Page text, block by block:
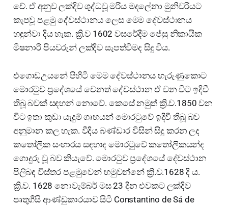
වේ. ඒ අනුව ලක්දිව ශුද්ධවූ මරිය මදලේනා මුනිවරියට
කැපවූ පළමු දේවස්ථානය ලෙස මෙම දේවස්ථානය
හඳුන්වා දිය හැක. ක්‍රි.ව 1602 වසරේදීම ජේසු නිකායික
මිෂනාරි පියවරුන් ලක්දිව සැපත්විමද සිදු විය.
එගොඩඋයනේ පිහිටි මෙම දේවස්ථානය හැරුණුකොට
මොරටුව ප්‍රදේශයේ වෙනත් දේවස්ථාන ඒ වන විට ඉදිවී
තිබූ බවක් සඳහන් නොවේ. කෙසේ නමුත් ක්‍රි.ව.1850 වන
විට ඉතා කුඩා යැදුම් ගෘහයන් මොරටුවේ ඉදිවී තිබූ බව
අනුමාන කල හැක. වීදිය බණ්ඩාර විසින් සිදු කරන ලද
කතෝලික සංහාරය සඳහාද මොරටුවේ කතෝලිකයන්ද
ගොදුරු වූ බව කියැවේ. මොරටුව ප්‍රදේශයේ දේවස්ථාන
පිලිබඳ විස්තර පළමුවෙන් හමුවන්නේ ක්‍රි.ව.1628 දී ය.
ක්‍රි.ව. 1628 නොවැම්බර් මස 23 දින එවකට ලක්දිව
පෘතුගීසි ආණ්ඩුකාරයාව සිටි Constantino de Sá de